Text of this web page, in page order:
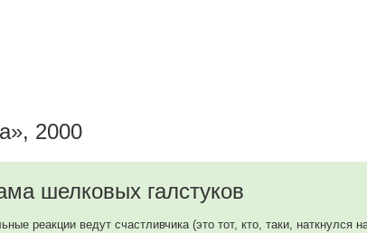
2000
шелковых галстуков
реакции ведут счастливчика (это тот, кто, таки, наткнулся